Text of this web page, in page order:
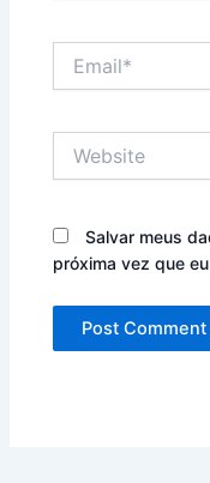
Salvar meus
próxima vez que